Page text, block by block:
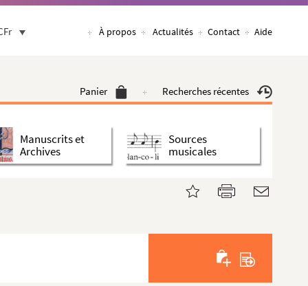
À propos Actualités Contact Aide
Panier Recherches récentes
Manuscrits et
Archives
Sources
musicales